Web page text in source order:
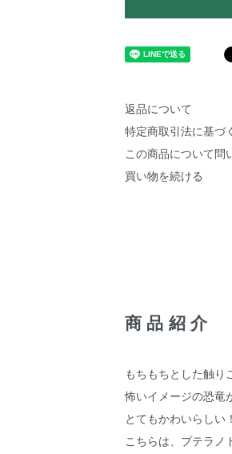
返品について
特定商取引法に基づ
この商品について問
買い物を続ける
商品紹介
もちもちとした触り
怖いイメージの恐竜
とてもかわいらしい！
こちらは、プテラノ